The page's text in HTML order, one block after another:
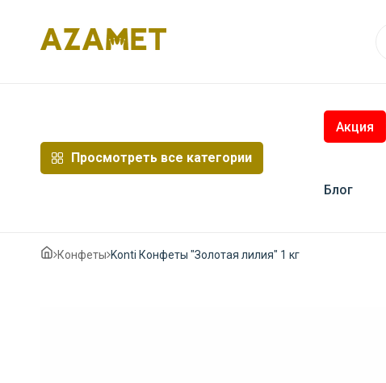
содержимому
Просмотреть все категории
Акция
Блог
Конфеты Konti Конфеты "Золотая лилия" 1 кг